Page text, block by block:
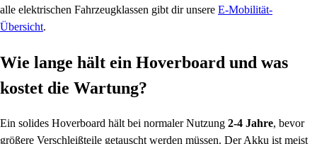
alle elektrischen Fahrzeugklassen gibt dir unsere E-Mobilität-
Übersicht.
Wie lange hält ein Hoverboard und was
kostet die Wartung?
Ein solides Hoverboard hält bei normaler Nutzung 2-4 Jahre, bevor
größere Verschleißteile getauscht werden müssen. Der Akku ist meist